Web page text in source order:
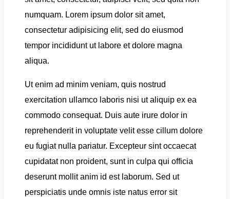
numquam. Lorem ipsum dolor sit amet,
consectetur adipisicing elit, sed do eiusmod
tempor incididunt ut labore et dolore magna
aliqua.
Ut enim ad minim veniam, quis nostrud
exercitation ullamco laboris nisi ut aliquip ex ea
commodo consequat. Duis aute irure dolor in
reprehenderit in voluptate velit esse cillum dolore
eu fugiat nulla pariatur. Excepteur sint occaecat
cupidatat non proident, sunt in culpa qui officia
deserunt mollit anim id est laborum. Sed ut
perspiciatis unde omnis iste natus error sit